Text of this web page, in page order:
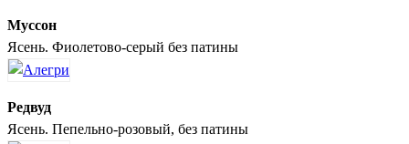
Муссон
Ясень. Фиолетово-серый без патины
Редвуд
Ясень. Пепельно-розовый, без патины